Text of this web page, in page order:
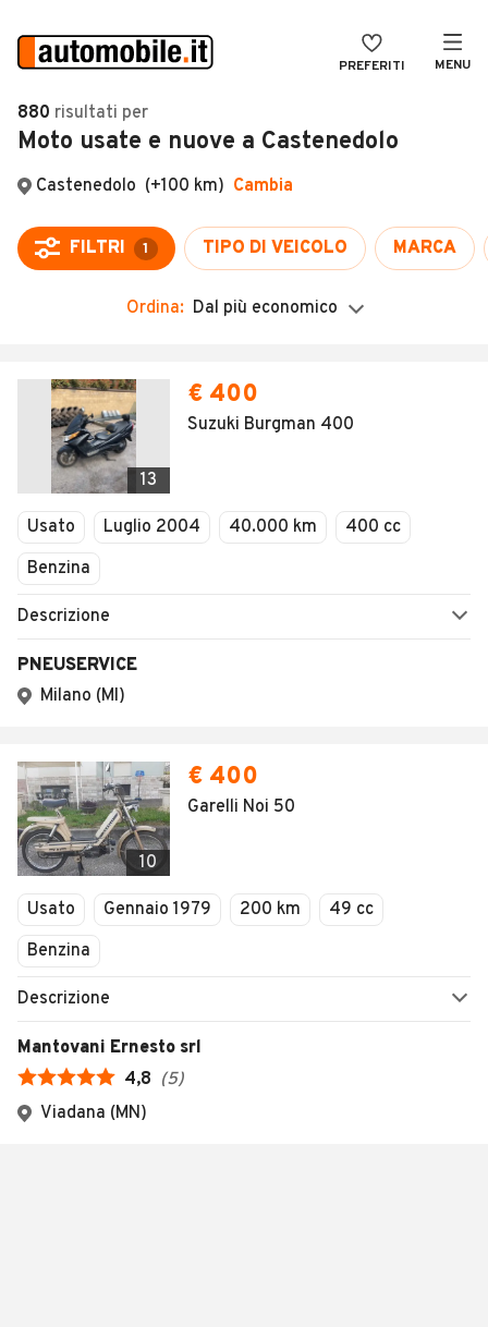
PREFERITI MENU
Auto
Auto usate
Auto Km 0
Auto Nuove
Noleggio a lungo termine
Moto
Camper
Veicoli Commerciali
Concessionari
VENDI
MAGAZINE
ACCEDI
880 risultati per
Moto usate e nuove a Castenedolo
Castenedolo (+100 km) Cambia
FILTRI 1 TIPO DI VEICOLO MARCA
Ordina: Dal più economico